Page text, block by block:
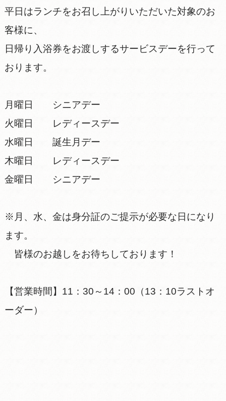
平日はランチをお召し上がりいただいた対象のお
客様に、
日帰り入浴券をお渡しするサービスデーを行って
おります。
月曜日 シニアデー
火曜日 レディースデー
水曜日 誕生月デー
木曜日 レディースデー
金曜日 シニアデー
※月、水、金は身分証のご提示が必要な日になり
ます。
皆様のお越しをお待ちしております！
【営業時間】11：30～14：00（13：10ラストオ
ーダー）